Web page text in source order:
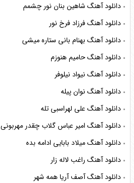
دانلود آهنگ شاهین بنان نور چشمم
دانلود آهنگ فرزاد فرخ نور
دانلود آهنگ بهنام بانی ستاره میشی
دانلود آهنگ حامیم هنوزم
دانلود آهنگ نیواد نیلوفر
دانلود آهنگ نوان پیله
دانلود آهنگ علی لهراسبی تله
دانلود آهنگ امیر عباس گلاب چقدر مهربونی
دانلود آهنگ میلاد بابایی ادامه بده
دانلود آهنگ راغب لاله زار
دانلود آهنگ آصف آریا همه شهر